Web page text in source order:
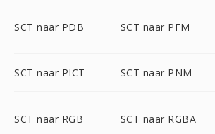
SCT naar PDB SCT naar PFM
SCT naar PICT SCT naar PNM
SCT naar RGB SCT naar RGBA